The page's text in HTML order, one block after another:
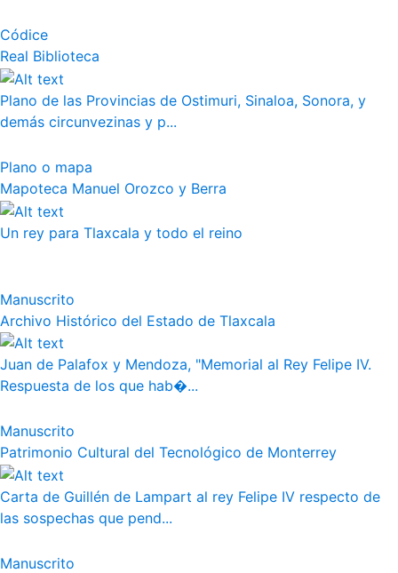
Códice
Real Biblioteca
Plano de las Provincias de Ostimuri, Sinaloa, Sonora, y
demás circunvezinas y p...
Plano o mapa
Mapoteca Manuel Orozco y Berra
Un rey para Tlaxcala y todo el reino
Manuscrito
Archivo Histórico del Estado de Tlaxcala
Juan de Palafox y Mendoza, "Memorial al Rey Felipe IV.
Respuesta de los que hab�...
Manuscrito
Patrimonio Cultural del Tecnológico de Monterrey
Carta de Guillén de Lampart al rey Felipe IV respecto de
las sospechas que pend...
Manuscrito